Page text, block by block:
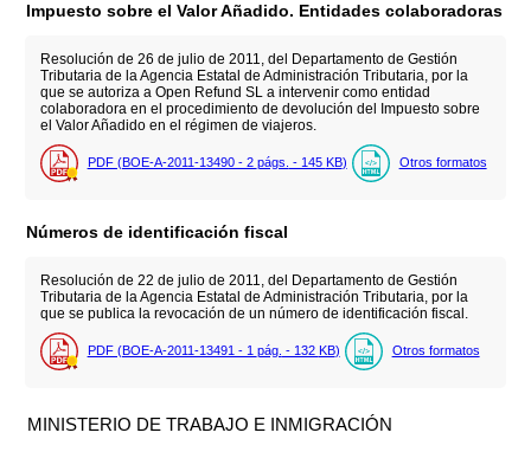
Impuesto sobre el Valor Añadido. Entidades colaboradoras
Resolución de 26 de julio de 2011, del Departamento de Gestión
Tributaria de la Agencia Estatal de Administración Tributaria, por la
que se autoriza a Open Refund SL a intervenir como entidad
colaboradora en el procedimiento de devolución del Impuesto sobre
el Valor Añadido en el régimen de viajeros.
PDF (BOE-A-2011-13490 - 2 págs. - 145 KB) Otros formatos
Números de identificación fiscal
Resolución de 22 de julio de 2011, del Departamento de Gestión
Tributaria de la Agencia Estatal de Administración Tributaria, por la
que se publica la revocación de un número de identificación fiscal.
PDF (BOE-A-2011-13491 - 1 pág. - 132 KB) Otros formatos
MINISTERIO DE TRABAJO E INMIGRACIÓN